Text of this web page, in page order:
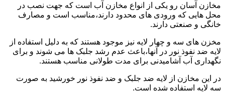
مخازن آسان رو یکی از انواع مخازن آب است که جهت نصب در
محل هایی که ورودی های محدود دارند،مناسب است و مصارف
خانگی و صنعتی دارند.
مخزن های سه و چهار لایه نیز موجود هستند که به دلیل استفاده از
لایه ضد نفوذ نور در آنها،باعث عدم رشد جلبک ها می شوند و برای
نگهداری آب آشامیدنی برای مدت طولانی مناسب هستند.
در این مخازن از لایه ضد جلبک و ضد نفوذ نور خورشید به صورت
سه لایه استفاده شده است.